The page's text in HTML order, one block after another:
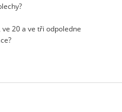
ve 20 a ve tři odpoledne